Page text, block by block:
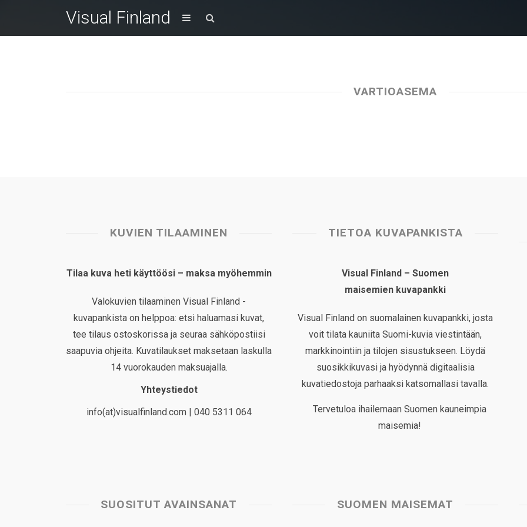
Visual Finland
VARTIOASEMA
KUVIEN TILAAMINEN
Tilaa kuva heti käyttöösi – maksa myöhemmin
Valokuvien tilaaminen Visual Finland -
kuvapankista on helppoa: etsi haluamasi kuvat,
tee tilaus ostoskorissa ja seuraa sähköpostiisi
saapuvia ohjeita. Kuvatilaukset maksetaan laskulla
14 vuorokauden maksuajalla.
Yhteystiedot
info(at)visualfinland.com | 040 5311 064
TIETOA KUVAPANKISTA
Visual Finland – Suomen
maisemien kuvapankki
Visual Finland on suomalainen kuvapankki, josta
voit tilata kauniita Suomi-kuvia viestintään,
markkinointiin ja tilojen sisustukseen. Löydä
suosikkikuvasi ja hyödynnä digitaalisia
kuvatiedostoja parhaaksi katsomallasi tavalla.
Tervetuloa ihailemaan Suomen kauneimpia
maisemia!
SUOSITUT AVAINSANAT SUOMEN MAISEMAT